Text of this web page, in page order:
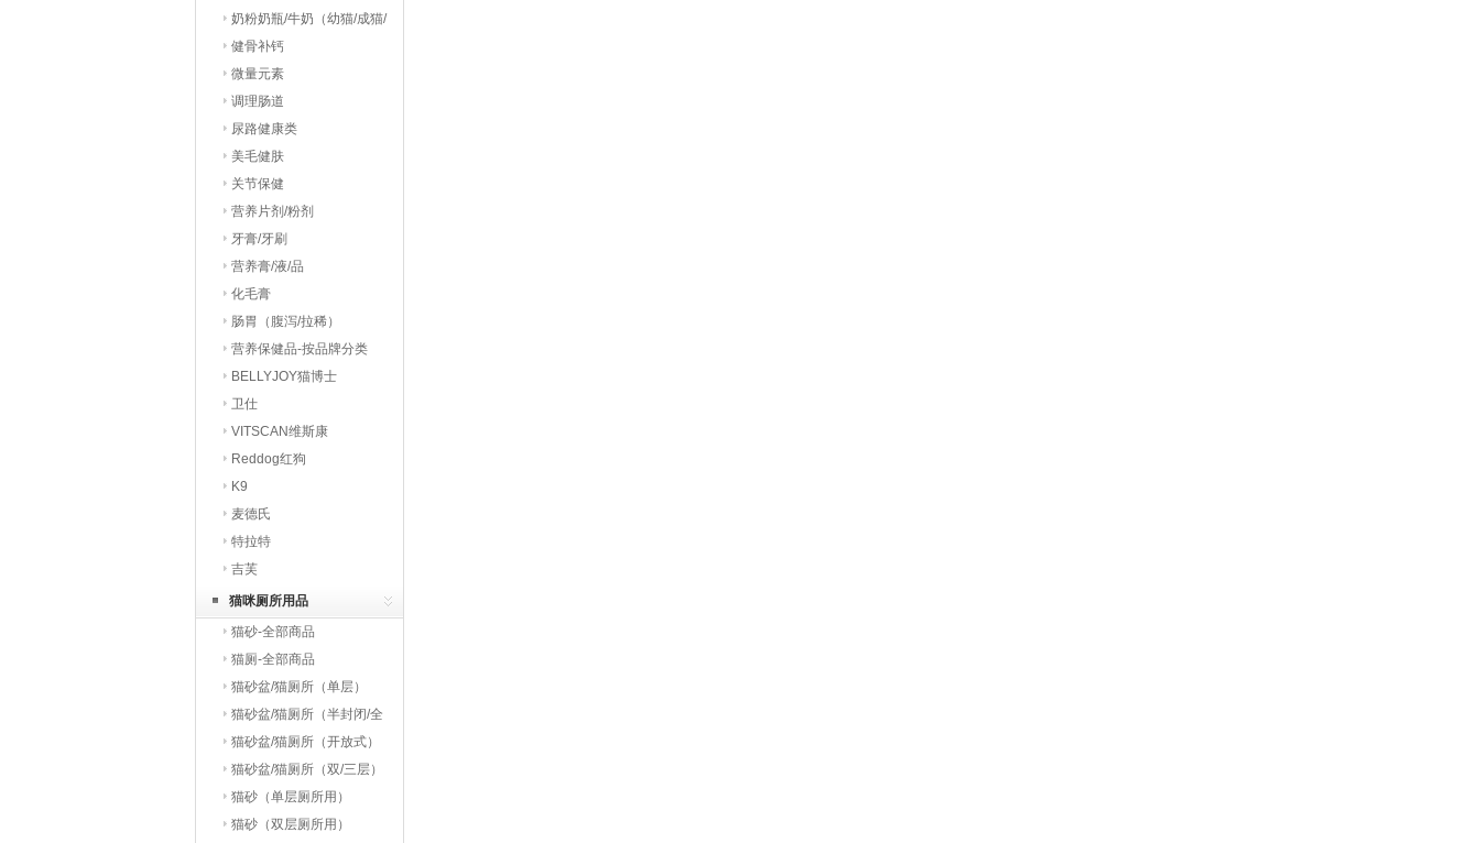
奶粉奶瓶/牛奶（幼猫/成猫/
老猫）
健骨补钙
微量元素
调理肠道
尿路健康类
美毛健肤
关节保健
营养片剂/粉剂
牙膏/牙刷
营养膏/液/品
化毛膏
肠胃（腹泻/拉稀）
营养保健品-按品牌分类
BELLYJOY猫博士
卫仕
VITSCAN维斯康
Reddog红狗
K9
麦德氏
特拉特
吉芙
猫咪厕所用品
猫砂-全部商品
猫厕-全部商品
猫砂盆/猫厕所（单层）
猫砂盆/猫厕所（半封闭/全
封闭）
猫砂盆/猫厕所（开放式）
猫砂盆/猫厕所（双/三层）
猫砂（单层厕所用）
猫砂（双层厕所用）